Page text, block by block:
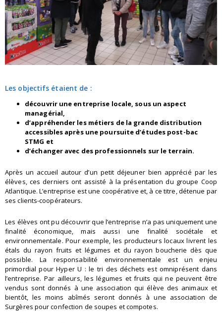
Les objectifs étaient de :
découvrir une entreprise locale, sous un aspect
managérial,
d’appréhender les métiers de la grande distribution
accessibles après une poursuite d’études post-bac
STMG et
d’échanger avec des professionnels sur le terrain.
Après un accueil autour d’un petit déjeuner bien apprécié par les
élèves, ces derniers ont assisté à la présentation du groupe Coop
Atlantique. L’entreprise est une coopérative et, à ce titre, détenue par
ses clients-coopérateurs.
Les élèves ont pu découvrir que l’entreprise n’a pas uniquement une
finalité économique, mais aussi une finalité sociétale et
environnementale. Pour exemple, les producteurs locaux livrent les
étals du rayon fruits et légumes et du rayon boucherie dès que
possible. La responsabilité environnementale est un enjeu
primordial pour Hyper U : le tri des déchets est omniprésent dans
l’entreprise. Par ailleurs, les légumes et fruits qui ne peuvent être
vendus sont donnés à une association qui élève des animaux et
bientôt, les moins abîmés seront donnés à une association de
Surgères pour confection de soupes et compotes.